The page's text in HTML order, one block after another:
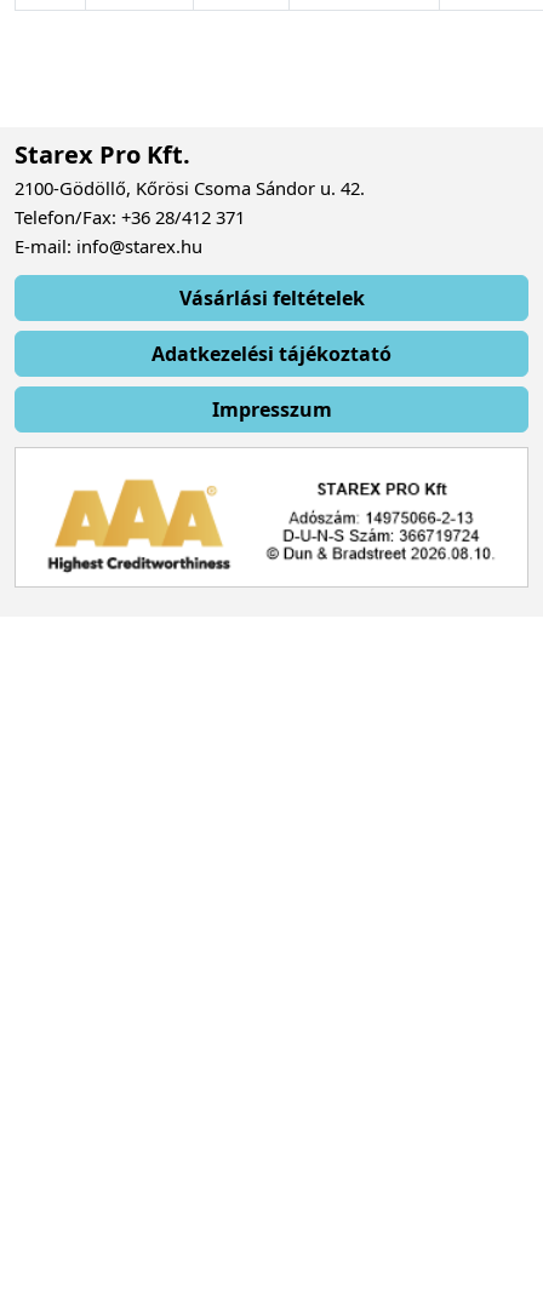
Starex Pro Kft.
2100-Gödöllő, Kőrösi Csoma Sándor u. 42.
Telefon/Fax: +36 28/412 371
E-mail: info@starex.hu
Vásárlási feltételek
Adatkezelési tájékoztató
Impresszum